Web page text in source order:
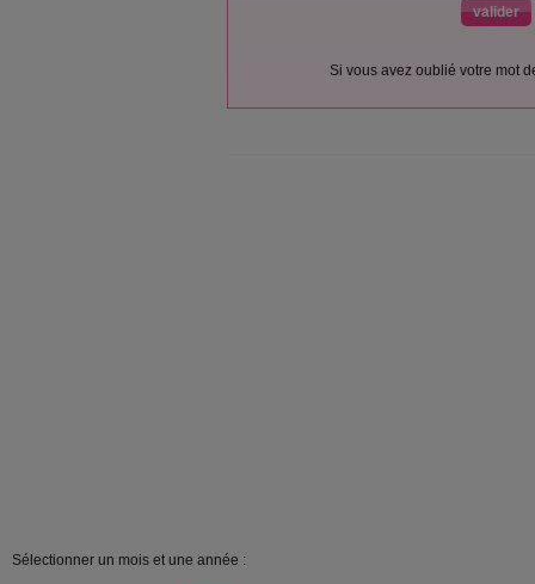
Si vous avez oublié votre mot
Sélectionner un mois et une année :